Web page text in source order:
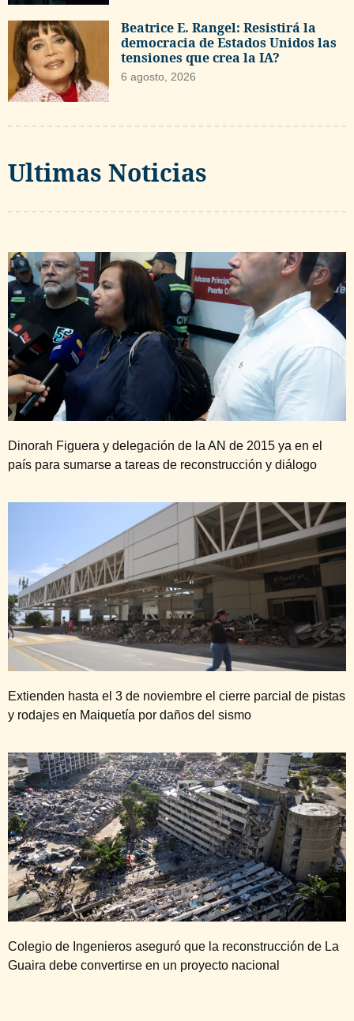
Beatrice E. Rangel: Resistirá la
democracia de Estados Unidos las
tensiones que crea la IA?
6 agosto, 2026
Ultimas Noticias
Dinorah Figuera y delegación de la AN de 2015 ya en el
país para sumarse a tareas de reconstrucción y diálogo
Extienden hasta el 3 de noviembre el cierre parcial de pistas
y rodajes en Maiquetía por daños del sismo
Colegio de Ingenieros aseguró que la reconstrucción de La
Guaira debe convertirse en un proyecto nacional